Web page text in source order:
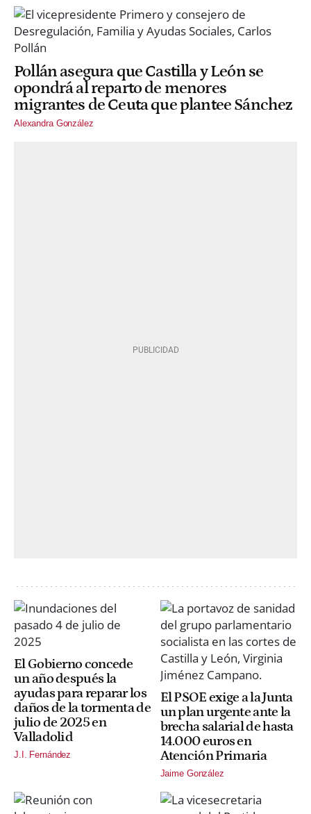
Pollán asegura que Castilla y León se
opondrá al reparto de menores
migrantes de Ceuta que plantee Sánchez
Alexandra González
El Gobierno concede
un año después la
ayudas para reparar los
daños de la tormenta de
julio de 2025 en
Valladolid
J.I. Fernández
El PSOE exige a la Junta
un plan urgente ante la
brecha salarial de hasta
14.000 euros en
Atención Primaria
Jaime González